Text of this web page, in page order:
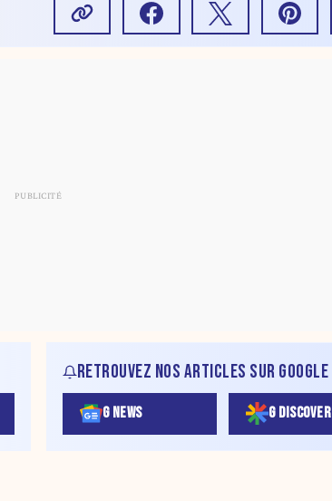
RETROUVEZ NOS ARTICLES SUR GOOGLE
G NEWS G DISCOVER